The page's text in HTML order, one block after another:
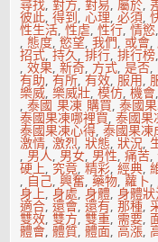
尋找,對方,對易,屬於,
彼此,得到,心理,必須,
性生活,性虐,性行,情慾
, 態度,慾望,我們, 或會,
招式,持久,排行,排行榜
,效果,新奇, 方式,是否,
有助,有所,有效,服用,
樂威,樂威壯,模仿,機會
,泰國 果凍 購買,泰國
泰國果凍哪裡買,泰國
泰國果凍心得,泰國果凍
激情,激烈,狀態,狀況,
, 男人, 男女, 男性,痛苦,
硬上, 究竟,精彩,經典,
, 自己,興奮,藥物,蘿卜,
身上,身處,身體,身體
適合,還會,還有,那種,
雙效,雙方,雙重, 需要,
體會,體質,體面,高漲,